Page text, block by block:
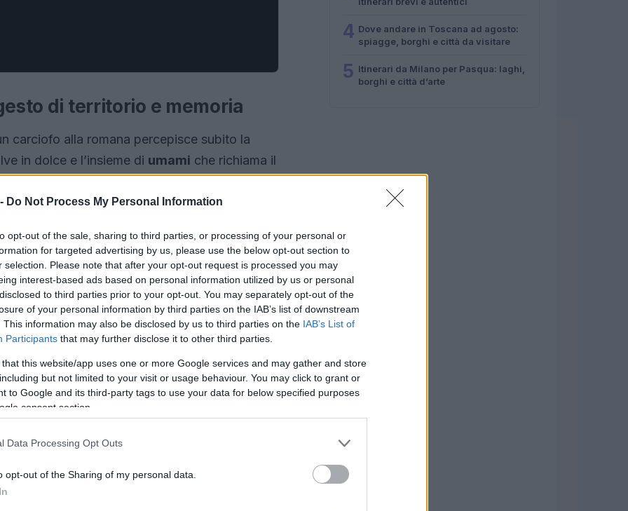
Do Not Process My Personal Information
opt-out of the sale, sharing to third parties, or processing of your personal or
for targeted advertising by us, please use the below opt-out section to
selection. Please note that after your opt-out request is processed you may
interest-based ads based on personal information utilized by us or personal
to third parties prior to your opt-out. You may separately opt-out of the
of your personal information by third parties on the IAB’s list of downstream
This information may also be disclosed by us to third parties on the IAB’s List of
Participants that may further disclose it to other third parties.
that this website/app uses one or more Google services and may gather and store
but not limited to your visit or usage behaviour. You may click to grant or
to Google and its third-party tags to use your data for below specified purposes
consent section.
Data Processing Opt Outs
opt-out of the Sharing of my personal data.
di territorio e memoria
carciofo alla romana percepisce subito la
in dolce e l’insieme di umami che richiama il
evocare campi, mani e storie di villaggio.
4 Dove andare in Toscana ad agosto:
spiagge, borghi e città da visitare
5 Itinerari da Milano per Pasqua: laghi,
borghi e città d’arte